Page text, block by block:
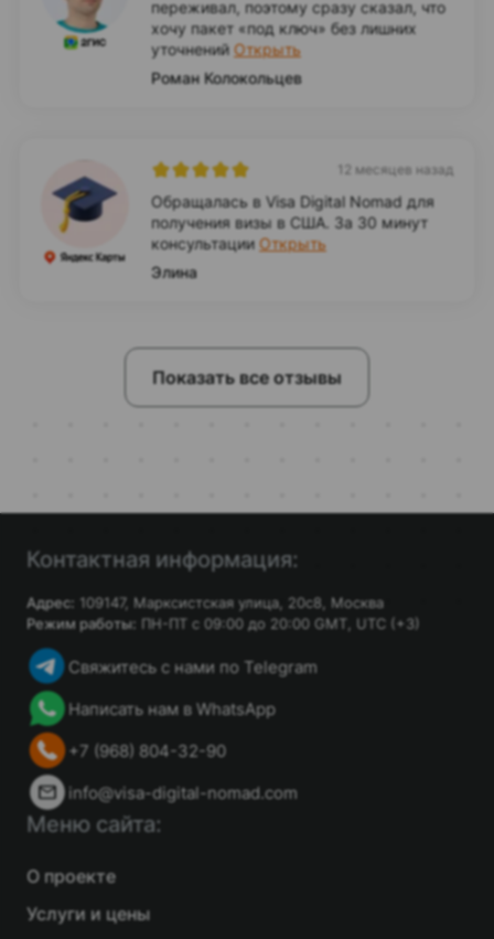
переживал, поэтому сразу сказал, что
хочу пакет «под ключ» без лишних
уточнений Открыть
Роман Колокольцев
12 месяцев назад
Обращалась в Visa Digital Nomad для
получения визы в США. За 30 минут
консультации Открыть
Элина
Показать все отзывы
Меню сайта:
О проекте
Услуги и цены
Контактная информация:
Адрес: 109147, Марксистская улица, 20с8, Москва
Режим работы: ПН-ПТ с 09:00 до 20:00 GMT, UTC (+3)
Свяжитесь с нами по Telegram
Написать нам в WhatsApp
+7 (968) 804-32-90
info@visa-digital-nomad.com